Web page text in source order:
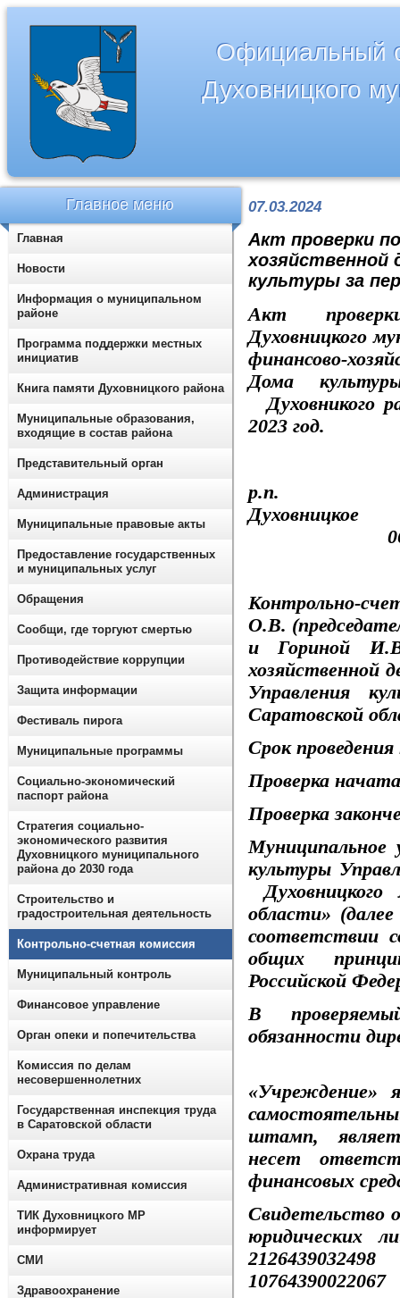
Официальный
Духовницкого
07.03.2024
Акт проверки
хозяйственной
культуры за
Акт
Духовницкого
финансово-
Дома
Духовникого
2023 год.
р.п.
Контрольно-
О.В.
и Гориной
хозяйственной
Управления
Саратовской
Срок
Проверка
Проверка
Муниципальное
культуры
Духовницкого
области»
соответствии
общих
Российской
В
обязанности
«Учреждение»
штамп,
несет
финансовых
Свидетельство
юридических
Главное меню
Главная
Новости
Информация о муниципальном
районе
Программа поддержки местных
инициатив
Книга памяти Духовницкого района
Муниципальные образования,
входящие в состав района
Представительный орган
Администрация
Муниципальные правовые акты
Предоставление государственных
и муниципальных услуг
Обращения
Сообщи, где торгуют смертью
Противодействие коррупции
Защита информации
Фестиваль пирога
Муниципальные программы
Социально-экономический
паспорт района
Стратегия социально-
экономического развития
Духовницкого муниципального
района до 2030 года
Строительство и
градостроительная деятельность
Контрольно-счетная комиссия
Муниципальный контроль
Финансовое управление
Орган опеки и попечительства
Комиссия по делам
несовершеннолетних
Государственная инспекция труда
в Саратовской области
Охрана труда
Административная комиссия
ТИК Духовницкого МР
информирует
СМИ
Здравоохранение